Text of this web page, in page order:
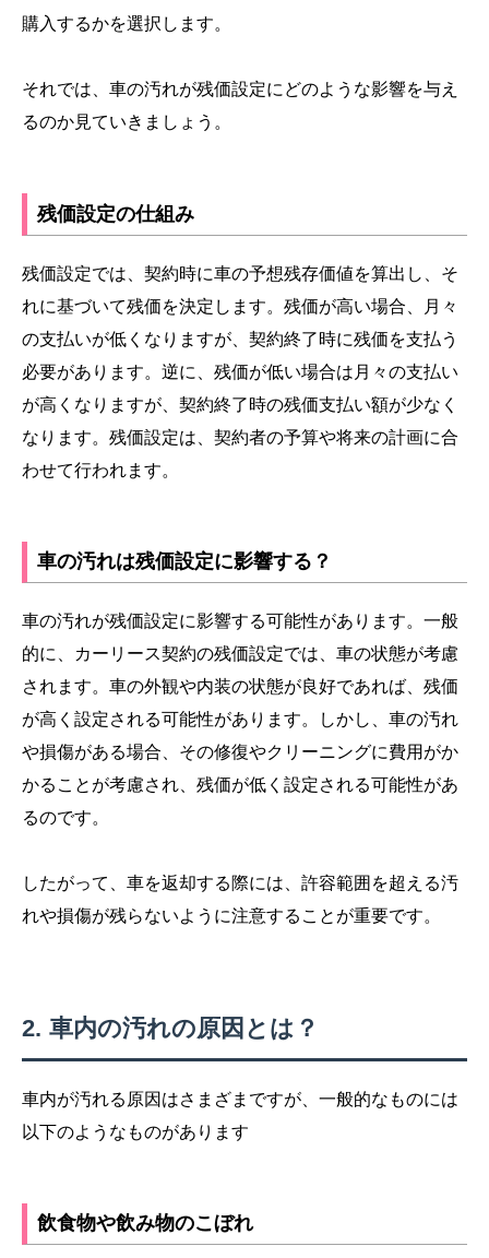
購入するかを選択します。
それでは、車の汚れが残価設定にどのような影響を与え
るのか見ていきましょう。
残価設定の仕組み
残価設定では、契約時に車の予想残存価値を算出し、そ
れに基づいて残価を決定します。残価が高い場合、月々
の支払いが低くなりますが、契約終了時に残価を支払う
必要があります。逆に、残価が低い場合は月々の支払い
が高くなりますが、契約終了時の残価支払い額が少なく
なります。残価設定は、契約者の予算や将来の計画に合
わせて行われます。
車の汚れは残価設定に影響する？
車の汚れが残価設定に影響する可能性があります。一般
的に、カーリース契約の残価設定では、車の状態が考慮
されます。車の外観や内装の状態が良好であれば、残価
が高く設定される可能性があります。しかし、車の汚れ
や損傷がある場合、その修復やクリーニングに費用がか
かることが考慮され、残価が低く設定される可能性があ
るのです。
したがって、車を返却する際には、許容範囲を超える汚
れや損傷が残らないように注意することが重要です。
車内の汚れの原因とは？
車内が汚れる原因はさまざまですが、一般的なものには
以下のようなものがあります
飲食物や飲み物のこぼれ